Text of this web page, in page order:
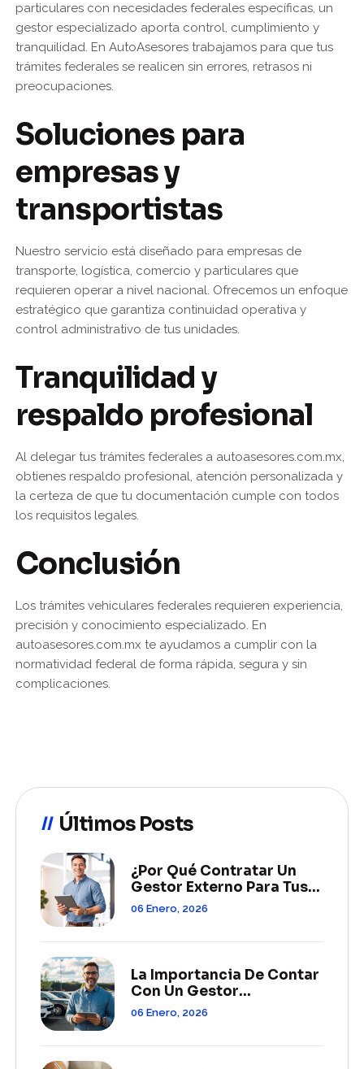
particulares con necesidades federales específicas, un
gestor especializado aporta control, cumplimiento y
tranquilidad. En AutoAsesores trabajamos para que tus
trámites federales se realicen sin errores, retrasos ni
preocupaciones.
Soluciones para
empresas y
transportistas
Nuestro servicio está diseñado para empresas de
transporte, logística, comercio y particulares que
requieren operar a nivel nacional. Ofrecemos un enfoque
estratégico que garantiza continuidad operativa y
control administrativo de tus unidades.
Tranquilidad y
respaldo profesional
Al delegar tus trámites federales a autoasesores.com.mx,
obtienes respaldo profesional, atención personalizada y
la certeza de que tu documentación cumple con todos
los requisitos legales.
Conclusión
Los trámites vehiculares federales requieren experiencia,
precisión y conocimiento especializado. En
autoasesores.com.mx te ayudamos a cumplir con la
normatividad federal de forma rápida, segura y sin
complicaciones.
Últimos Posts
¿Por Qué Contratar Un
Gestor Externo Para Tus
Trámites Vehiculares?
06 Enero, 2026
La Importancia De Contar
Con Un Gestor
Especializado En
Trámites Vehiculares
06 Enero, 2026